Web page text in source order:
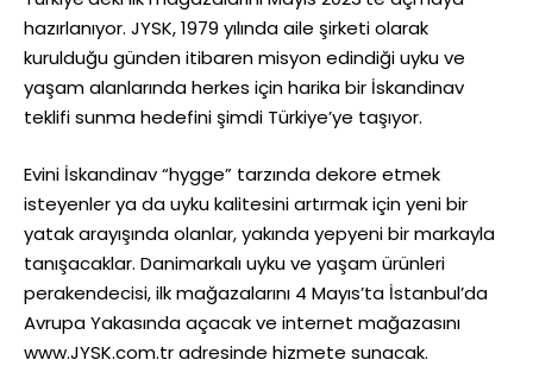
hazırlanıyor. JYSK, 1979 yılında aile şirketi olarak
kurulduğu günden itibaren misyon edindiği uyku ve
yaşam alanlarında herkes için harika bir İskandinav
teklifi sunma hedefini şimdi Türkiye’ye taşıyor.
Evini İskandinav “hygge” tarzında dekore etmek
isteyenler ya da uyku kalitesini artırmak için yeni bir
yatak arayışında olanlar, yakında yepyeni bir markayla
tanışacaklar. Danimarkalı uyku ve yaşam ürünleri
perakendecisi, ilk mağazalarını 4 Mayıs’ta İstanbul’da
Avrupa Yakasında açacak ve internet mağazasını
www.JYSK.com.tr adresinde hizmete sunacak.